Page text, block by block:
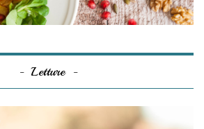
Letture